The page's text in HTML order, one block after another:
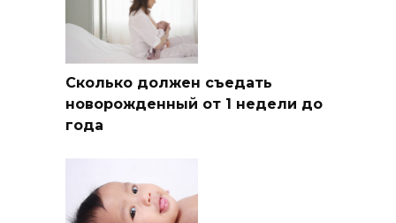
Сколько должен съедать
новорожденный от 1 недели до
года